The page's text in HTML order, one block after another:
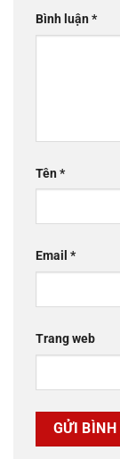
Bình luận*
Tên*
Email *
Trang web